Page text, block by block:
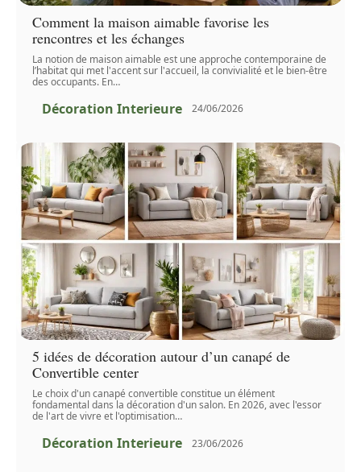
Comment la maison aimable favorise les
rencontres et les échanges
La notion de maison aimable est une approche contemporaine de
l’habitat qui met l'accent sur l'accueil, la convivialité et le bien-être
des occupants. En…
Décoration Interieure 24/06/2026
5 idées de décoration autour d’un canapé de
Convertible center
Le choix d'un canapé convertible constitue un élément
fondamental dans la décoration d'un salon. En 2026, avec l'essor
de l'art de vivre et l'optimisation…
Décoration Interieure 23/06/2026